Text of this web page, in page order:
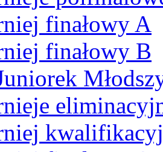
finałowy A
finałowy B